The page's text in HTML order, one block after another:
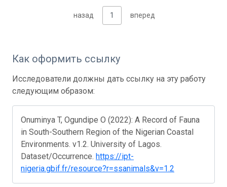
назад 1 вперед
Как оформить ссылку
Исследователи должны дать ссылку на эту работу
следующим образом:
Onuminya T, Ogundipe O (2022): A Record of Fauna
in South-Southern Region of the Nigerian Coastal
Environments. v1.2. University of Lagos.
Dataset/Occurrence. https://ipt-
nigeria.gbif.fr/resource?r=ssanimals&v=1.2